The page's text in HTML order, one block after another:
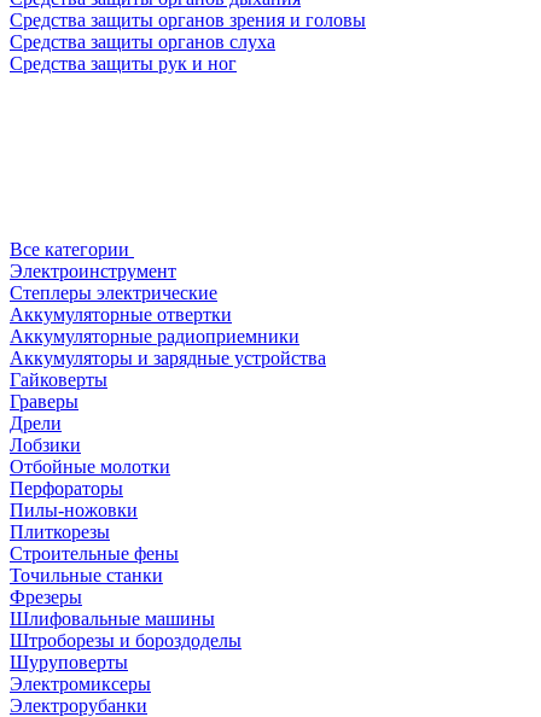
Средства защиты органов зрения и головы
Средства защиты органов слуха
Средства защиты рук и ног
Все категории
Электроинструмент
Степлеры электрические
Аккумуляторные отвертки
Аккумуляторные радиоприемники
Аккумуляторы и зарядные устройства
Гайковерты
Граверы
Дрели
Лобзики
Отбойные молотки
Перфораторы
Пилы-ножовки
Плиткорезы
Строительные фены
Точильные станки
Фрезеры
Шлифовальные машины
Штроборезы и бороздоделы
Шуруповерты
Электромиксеры
Электрорубанки